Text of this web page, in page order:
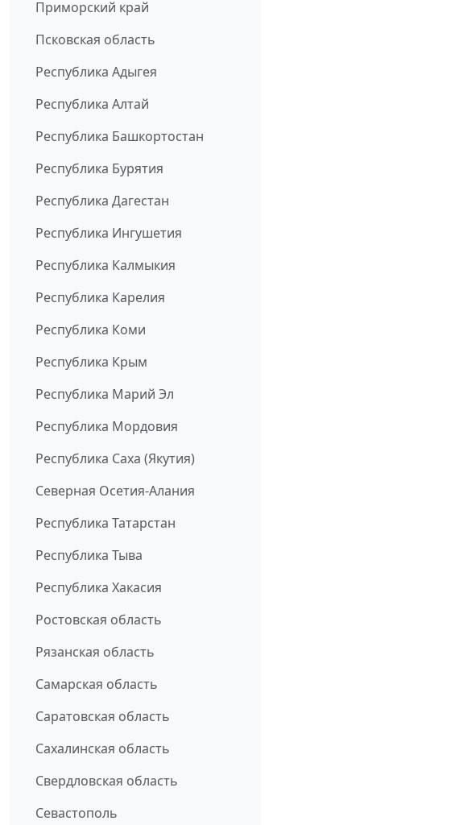
Приморский край
Псковская область
Республика Адыгея
Республика Алтай
Республика Башкортостан
Республика Бурятия
Республика Дагестан
Республика Ингушетия
Республика Калмыкия
Республика Карелия
Республика Коми
Республика Крым
Республика Марий Эл
Республика Мордовия
Республика Саха (Якутия)
Северная Осетия-Алания
Республика Татарстан
Республика Тыва
Республика Хакасия
Ростовская область
Рязанская область
Самарская область
Саратовская область
Сахалинская область
Свердловская область
Севастополь